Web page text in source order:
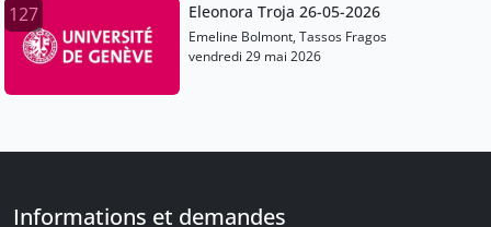
127 Eleonora Troja 26-05-2026
Emeline Bolmont, Tassos Fragos
vendredi 29 mai 2026
Informations et demandes